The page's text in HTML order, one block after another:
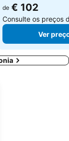
de € 102
Consulte os preços
Ver